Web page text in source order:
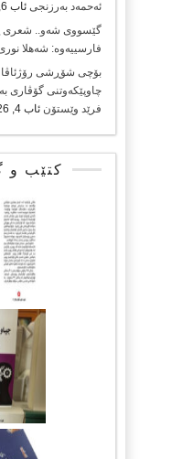
ئەحمەد بەرزنجی ئاب 6, 2026
گێسووی شەو.. شعری
فارسییەوە: شەهلا
بۆچی شۆڕشی
چاوپێکەوتنی گۆڤاری
فرێد وێستۆن ئاب 4, 2026
کتێب و